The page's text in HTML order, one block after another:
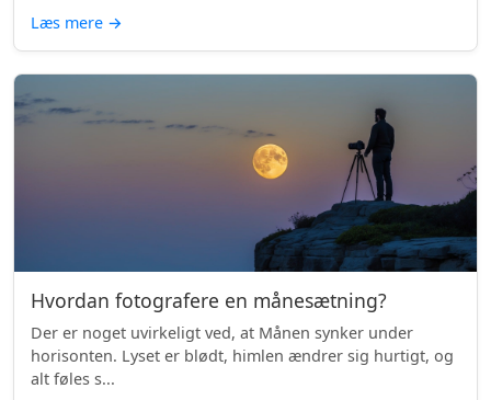
Læs mere →
Hvordan fotografere en månesætning?
Der er noget uvirkeligt ved, at Månen synker under
horisonten. Lyset er blødt, himlen ændrer sig hurtigt, og
alt føles s...